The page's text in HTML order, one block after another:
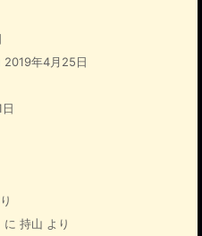
2019年4月25日
に 持山 より